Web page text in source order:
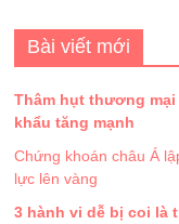
Bài viết mới
Thâm hụt thương
khẩu tăng mạnh
Chứng khoán châu Á
lực lên vàng
3 hành vi dễ bị coi là